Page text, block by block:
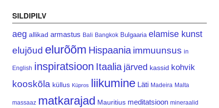
SILDIPILV
aeg allikad armastus Bali Bangkok Bulgaaria elamise kunst
elujõud elurõõm Hispaania immuunsus in
English inspiratsioon Itaalia järved kassid kohvik
kooskõla küllus Küpros liikumine Läti Madeira Malta
massaaz matkarajad Mauritius meditatsioon mineraalid